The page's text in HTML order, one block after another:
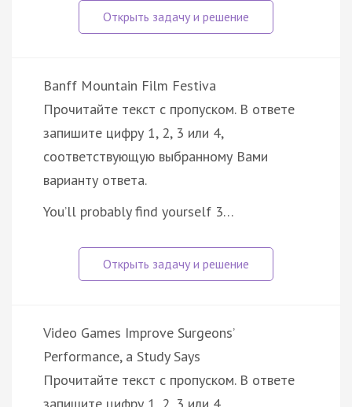
Banff Mountain Film Festiva
Прочитайте текст с пропуском. В ответе
запишите цифру 1, 2, 3 или 4,
соответствующую выбранному Вами
варианту ответа.
You’ll probably find yourself 3…
Video Games Improve Surgeons’
Performance, a Study Says
Прочитайте текст с пропуском. В ответе
запишите цифру 1, 2, 3 или 4,